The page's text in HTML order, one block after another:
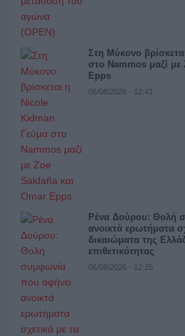
Στη Μύκονο
στο Nammos μαζί με
Epps
06/08/2026 - 12:41
Ρένα Δούρου: Θολή
ανοικτά ερωτήματα
δικαιώματα της
επιθετικότητας
06/08/2026 - 12:25